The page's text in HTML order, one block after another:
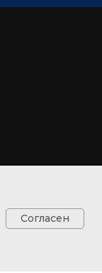
Согласен
НА